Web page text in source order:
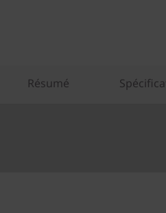
Résumé